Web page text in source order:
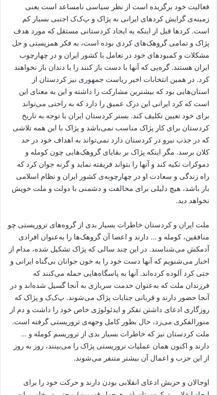
فعالیت خود برگزیده است از نظر سیاسی نامساعد است یعنی
زمینه‌ی گرایش کردهای ایرانی به پژاک و پ‌ک‌ک اجنبی بسیار کم
است. کردها قبل از اینکه به ایجاد کردستانی مستقل که مورد هدف
پژاک و تمامی گروهک‌های کردی بوده است، به فکر همزیستی و حل
مشکلات و کمبودهای خود در تعامل با کشور ایران و در چهارچوب
ایران هستند. گره‌یی که آنها با دست باز کنند را با دندان باز نخواهند
کرد. در همین انتخابات اخیر ریاست جمهوری نیز کردستان از
استان‌هایی بود که بیشترین مشارکت را داشته و این به معنای این
است که کرد ایرانی این درک عمیق را دارد که به راحتی می‌تواند
برای خود تعیین تکلیف کند. بستر کردستان ایران با توجه به تاریخ
کردستان برای کار پژاک مناسب نمی‌باشد و پژاک با این همه تلاشی
که در جذب نیرو در کردستان دارد نمی‌تواند به اهداف خود در حد
کلان برسد. مگر اینکه پژاک بر بقایای گروهک‌هایی چون کومله و
دموکرات تکیه کند و آنها را بتواند فریفته نماید و گرنه جوان کرد که
راه زندگی و سعادت او در چهارچوبه‌ی کشور ایران و نظام اسلامی
باز باشد، هیچ دلیلی برای مخالفت و دشمنی با دولت و ملت خویش
نخواهد دید.
ملت ایران و کردستان خاطرات بسیار بدی از گروه‌های تروریستی چو
منافقین، کومله و … دارند و اعضا آن گروهک‌ها را به‌عنوان افرادی
آدمکش می‌شناسند. در این چند سالی که پژاک تشکیل شده، مدام از
اخبار می‌شنویم که آنها دست خود را به خون جوانان بی‌گناه ایرانی و
حتی کرد آلوده‌ کرده‌اند. آنها به پاسگاه‌هایی حمله می‌کنند که
فرزندان ملت که به‌عنوان خدمت سربازی به آنجا گسیل شده‌اند و در
آنجا حضور دارند و قربانی جنایات پژاک می‌شوند. پ‌ک‌ک و پژاک که
روزگاری ادعای داشتن تفکر و ایدئولوژی خاص خود را داشت و دم از
منورالفکری می‌زد، حال بطور کامل وجهه‌ی تروریستی گرفته است.
ملت کردستان نیز که خاطرات بسیار بدی از تروریسم کومله و …
دارند و اکنون همان عملیات تروریستی پژاک را می‌بینند، روز به روز
از این حزب و اعمال آن بیشتر متنفر می‌شوند.
اوجالان و حزبش ادعای انقلابی بودن دارند و حرکت خود را برای